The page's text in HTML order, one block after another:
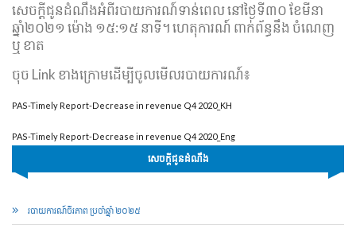
សេចក្ដីជូនដំណឹងអំពីរបាយការណ៍ទាន់ពេល នៅថ្ងៃទី៣០ ខែមីនា
ឆ្នាំ២០២១ ម៉ោង ១៥:១៥ នាទី។ ហេតុការណ៍ ពាក់ព័ន្ធនឹង ចំណេញ
ឬ ខាត
ចុច Link ខាងក្រោមដើម្បីចូលមើលរបាយការណ៍៖
PAS-Timely Report-Decrease in revenue Q4 2020_KH
PAS-Timely Report-Decrease in revenue Q4 2020_Eng
សេចក្ដីជូនដំណឹង
របាយការណ៍ចីរភាព ប្រចាំឆ្នាំ ២០២៥